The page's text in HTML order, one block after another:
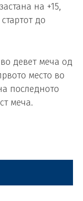
на +15,
до
девет меча од
место во
последното
меча.